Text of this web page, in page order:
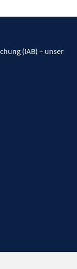
(IAB) – unser